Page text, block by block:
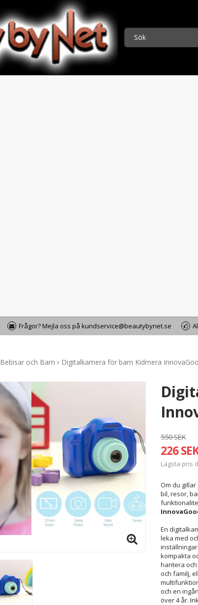
Frågor? Mejla oss på kundservice@beautybynet.se
Bebisar och Barn Digitalkamera för barn Kidmera
550 SEK
226
Lägsta pris
Om du
bil, resor,
En
leka med
kompakta
hantera
och familj,
och en
över 4 år.